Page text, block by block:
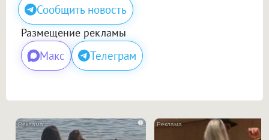
Сообщить новость
Размещение рекламы
Макс Телеграм
i